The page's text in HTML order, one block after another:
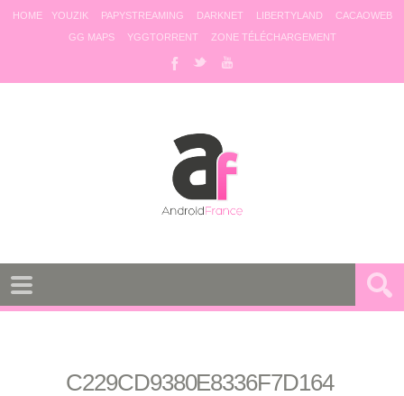
HOME YOUZIK PAPYSTREAMING DARKNET LIBERTYLAND
CACAOWEB
GG MAPS
YGGTORRENT ZONE TÉLÉCHARGEMENT
C229CD9380E8336F7D164